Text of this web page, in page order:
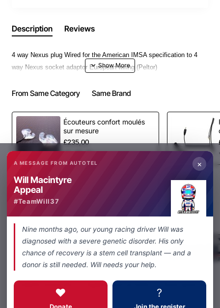
Description Reviews
4 way Nexus plug Wired for the American IMSA specification to 4
way Nexus socket adaptor European wiring (Peltor)
From Same Category Same Brand
Écouteurs confort moulés
sur mesure
£235,00
ShareFacebook
Produits associés Également acheté Vous pourriez
×
A MESSAGE FROM AUTOTEL
Will Macintyre
Appeal
#TeamWill37
Nine months ago, our young racing driver Will was
diagnosed with a severe genetic disorder. His only
chance of recovery is a stem cell transplant — and a
donor is still needed. Will needs your help.
❤️ ?